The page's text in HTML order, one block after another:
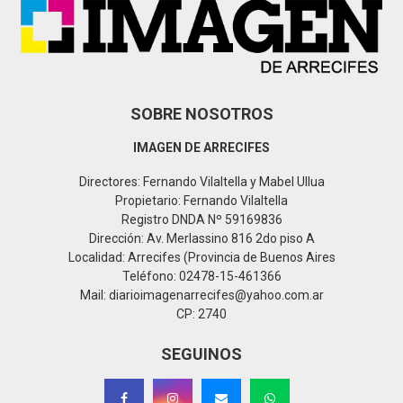
SOBRE NOSOTROS
IMAGEN DE ARRECIFES
Directores: Fernando Vilaltella y Mabel Ullua
Propietario: Fernando Vilaltella
Registro DNDA Nº 59169836
Dirección: Av. Merlassino 816 2do piso A
Localidad: Arrecifes (Provincia de Buenos Aires
Teléfono: 02478-15-461366
Mail: diarioimagenarrecifes@yahoo.com.ar
CP: 2740
SEGUINOS